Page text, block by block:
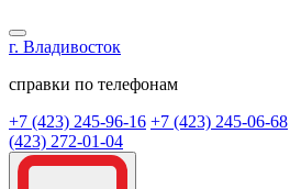
г. Владивосток
справки по телефонам
+7 (423) 245-96-16 +7 (423) 245-06-68
(423) 272-01-04